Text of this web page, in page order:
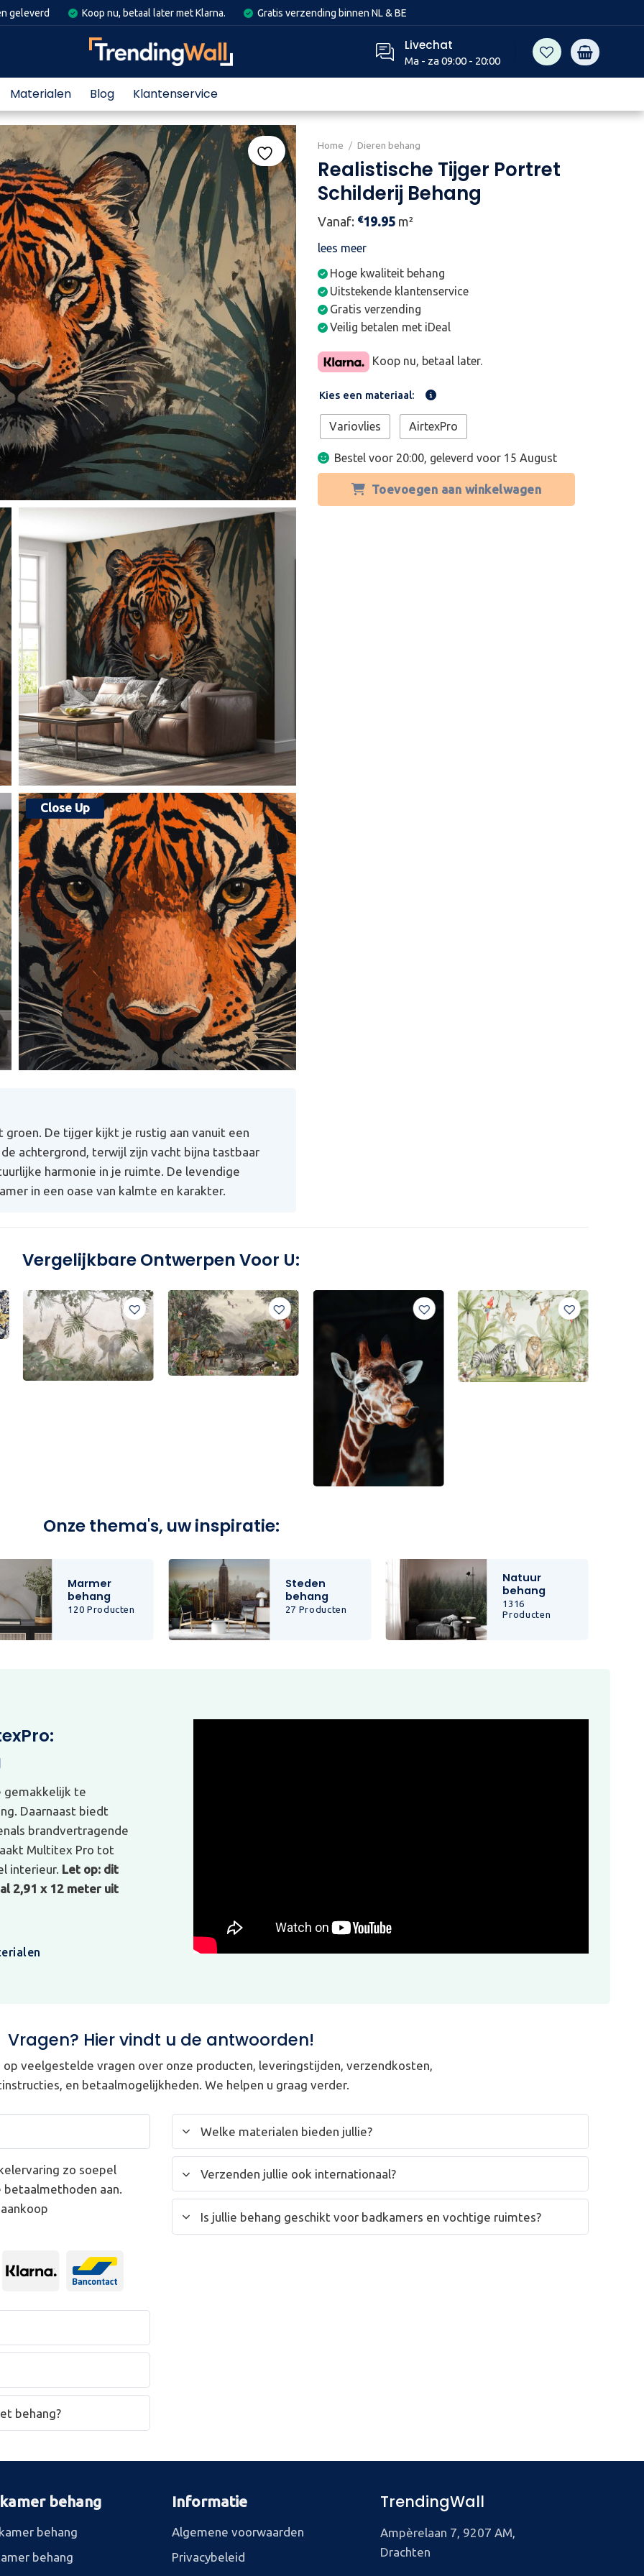
geleverd Koop nu, betaal later met Klarna. Gratis verzending binnen NL & BE
Livechat
Ma - za 09:00 - 20:00
Materialen Blog Klantenservice
Home / Dieren behang
Realistische Tijger Portret
Schilderij Behang
Vanaf: €19.95 m²
lees meer
Hoge kwaliteit behang
Uitstekende klantenservice
Gratis verzending
Veilig betalen met iDeal
Koop nu, betaal later.
Kies een materiaal:
Variovlies AirtexPro
Bestel voor 20:00, geleverd voor 15 August
Toevoegen aan winkelwagen
De tijger kijkt je rustig aan vanuit een
achtergrond, terwijl zijn vacht bijna tastbaar
harmonie in je ruimte. De levendige
in een oase van kalmte en karakter.
Vergelijkbare Ontwerpen Voor U:
Onze thema's, uw inspiratie:
Marmer
behang
120 Producten
Steden
behang
27 Producten
Natuur
behang
1316
Producten
gemakkelijk te
Daarnaast biedt
brandvertragende
Multitex Pro tot
interieur. Let op: dit
2,91 x 12 meter uit
Vragen? Hier vindt u de antwoorden!
veelgestelde vragen over onze producten, leveringstijden, verzendkosten,
en betaalmogelijkheden. We helpen u graag verder.
zo soepel
aan.
behang?
Welke materialen bieden jullie?
Verzenden jullie ook internationaal?
Is jullie behang geschikt voor badkamers en vochtige ruimtes?
behang
behang
behang
Informatie
Algemene voorwaarden
Privacybeleid
TrendingWall
Ampèrelaan 7, 9207 AM,
Drachten